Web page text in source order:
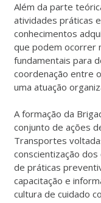
Além da parte
atividades práticas
conhecimentos
que podem ocorrer
fundamentais para
coordenação entre
uma atuação
A formação da
conjunto de ações
Transportes
conscientização
de práticas
capacitação e
cultura de cuidado